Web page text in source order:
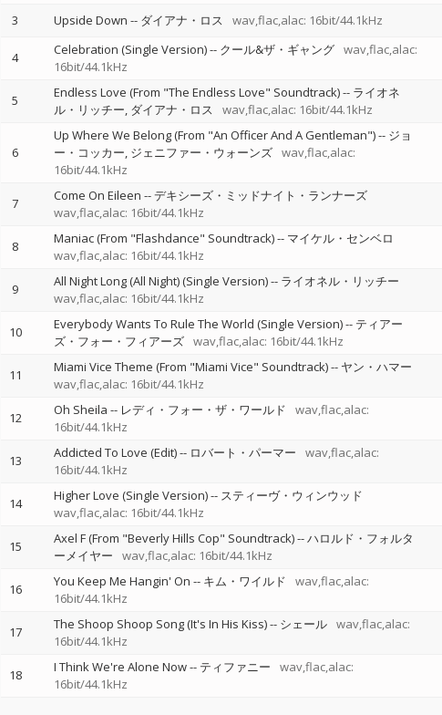
3
Upside Down -- ダイアナ・ロス wav,flac,alac: 16bit/44.1kHz
4 Celebration (Single Version)-- クール&ザ・ギャング wav,flac,alac:
16bit/44.1kHz
5 Endless Love (From "The Endless Love" Soundtrack)-- ライオネ
ル・リッチー ダイアナ・ロス wav,flac,alac: 16bit/44.1kHz
6
Up Where We Belong (From "An Officer And A Gentleman")-- ジョ
ー・コッカー ジェニファー・ウォーンズ wav,flac,alac:
16bit/44.1kHz
7 Come On Eileen --デキシーズ・ミッドナイト・ランナーズ
wav,flac,alac: 16bit/44.1kHz
8 Maniac (From "Flashdance" Soundtrack)-- マイケル・センベロ
wav,flac,alac: 16bit/44.1kHz
9 All Night Long (All Night) (Single Version)-- ライオネル・リッチー
wav,flac,alac: 16bit/44.1kHz
10 Everybody Wants To Rule The World (Single Version)-- ティアー
ズ・フォー・フィアーズ wav,flac,alac: 16bit/44.1kHz
11 Miami Vice Theme (From "Miami Vice" Soundtrack)-- ヤン・ハマー
wav,flac,alac: 16bit/44.1kHz
12 Oh Sheila -- レディ・フォー・ザ・ワールド
wav,flac,alac:
16bit/44.1kHz
13 Addicted To Love (Edit)-- ロバート・パーマー
wav,flac,alac:
16bit/44.1kHz
14 Higher Love (Single Version)-- スティーヴ・ウィンウッド
wav,flac,alac: 16bit/44.1kHz
15 Axel F (From "Beverly Hills Cop" Soundtrack)--ハロルド・フォルタ
ーメイヤー
wav,flac,alac: 16bit/44.1kHz
16 You Keep Me Hangin' On -- キム・ワイルド
wav,flac,alac:
16bit/44.1kHz
17 The Shoop Shoop Song (It's In His Kiss)-- シェール wav,flac,alac:
16bit/44.1kHz
18 I Think We're Alone Now-- ティファニー
wav,flac,alac:
16bit/44.1kHz